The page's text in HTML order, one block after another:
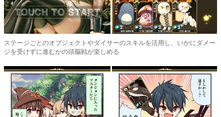
ステージごとのオブジェクトやダイサーのスキルを活用し、いかにダメー
ジを受けずに進むかの頭脳戦が楽しめる